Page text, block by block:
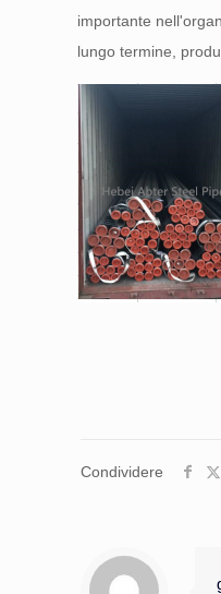
importante
lungo termine,
Condividere